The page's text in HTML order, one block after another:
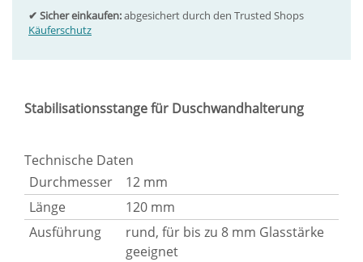
Stabilisationsstange für Duschwandhalterung
Technische Daten
Durchmesser
12 mm
Länge
120 mm
Ausführung
rund, für bis zu 8 mm Glasstärke
geeignet
✔ Sicher einkaufen:abgesichert durch den Trusted Shops
Käuferschutz